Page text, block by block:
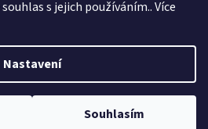
s jejich používáním.. Více
Nastavení
Souhlasím
Vytvořil Shoptet
. Všechna práva vyhrazena.